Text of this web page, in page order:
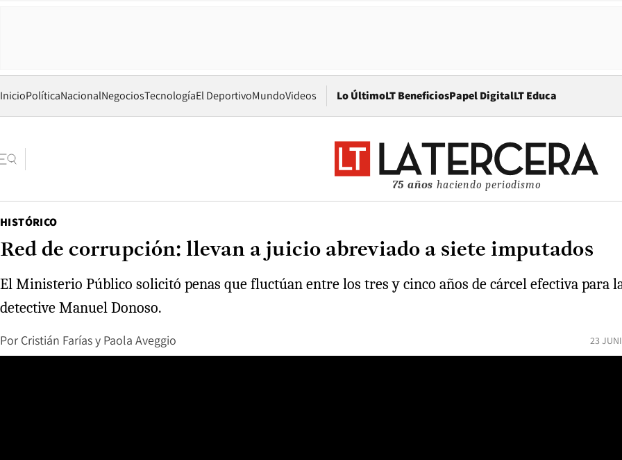
InicioPolíticaNacionalNegociosTecnologíaEl DeportivoMundoVideos Lo ÚltimoLT BeneficiosPapel DigitalOpens in new window
LT Educa
75 años haciendo periodismo
HISTÓRICO
Red de corrupción: llevan a juicio abreviado a siete imputados
El Ministerio Público solicitó penas que fluctúan entre los tres y cinco años de cárcel efectiva
detective Manuel Donoso.
Por Cristián Farías y Paola Aveggio 23